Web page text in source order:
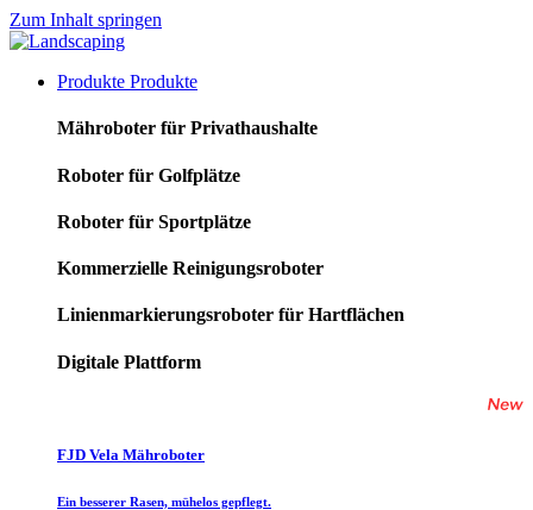
Zum Inhalt springen
Produkte Produkte
Mähroboter für Privathaushalte
Roboter für Golfplätze
Roboter für Sportplätze
Kommerzielle Reinigungsroboter
Linienmarkierungsroboter für Hartflächen
Digitale Plattform
FJD Vela Mähroboter
Ein besserer Rasen, mühelos gepflegt.